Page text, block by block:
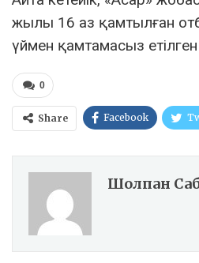
жылы 16 аз қамтылған
үймен қамтамасыз
0
Share Facebook
Шолпан